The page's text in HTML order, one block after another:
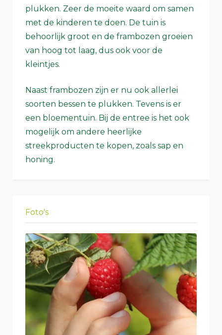
plukken. Zeer de moeite waard om samen
met de kinderen te doen. De tuin is
behoorlijk groot en de frambozen groeien
van hoog tot laag, dus ook voor de
kleintjes.
Naast frambozen zijn er nu ook allerlei
soorten bessen te plukken. Tevens is er
een bloementuin. Bij de entree is het ook
mogelijk om andere heerlijke
streekproducten te kopen, zoals sap en
honing.
Foto's